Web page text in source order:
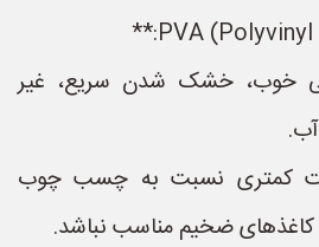
خوب، خشک شدن سریع، غیر
کمتری نسبت به چسب چوب
ضخیم مناسب نباشد.